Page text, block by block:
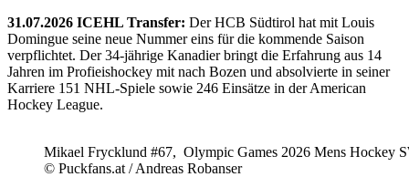
31.07.2026 ICEHL Transfer: Der HCB Südtirol hat mit Louis
Domingue seine neue Nummer eins für die kommende Saison
verpflichtet. Der 34-jährige Kanadier bringt die Erfahrung aus 14
Jahren im Profieishockey mit nach Bozen und absolvierte in seiner
Karriere 151 NHL-Spiele sowie 246 Einsätze in der American
Hockey League.
Mikael Frycklund #67, Olympic Games 2026 Mens Hockey
© Puckfans.at / Andreas Robanser